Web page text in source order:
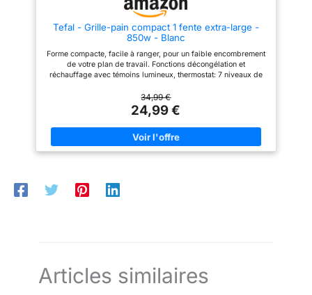
Tefal - Grille-pain compact 1 fente extra-large -
850w - Blanc
Forme compacte, facile à ranger, pour un faible encombrement
de votre plan de travail. Fonctions décongélation et
réchauffage avec témoins lumineux, thermostat: 7 niveaux de
longue fente largeur variable, idéale pour griller toasts et
baguettes Tiroir ramasse-miette Latéral pour nettoyer
facilement votre grille pain Remontée extra-haute: pour retirer
facilement votre toast même les plus petites tranches.
34,99 €
24,99 €
Articles similaires